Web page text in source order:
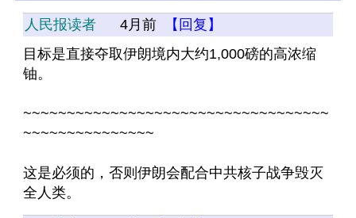
人民报读者 4月前
【回复】
目标是直接夺取伊朗境内大约1,000磅的高浓缩
铀。
~~~~~~~~~~~~~~~~~~~~~~~~~~~~~~~~~~~
~~~~~~~~~~~~~~~
这是必须的，否则伊朗会配合中共核子战争毁灭
全人类。